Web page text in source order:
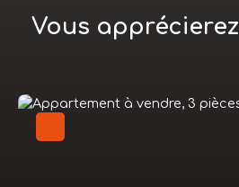
Vous apprécierez